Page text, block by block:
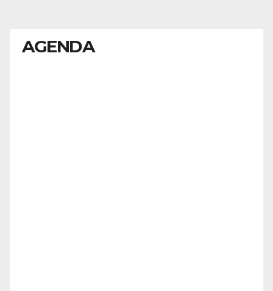
AGENDA